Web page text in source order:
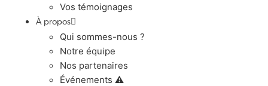
Vos témoignages
À propos
Qui sommes-nous ?
Notre équipe
Nos partenaires
Événements ⚠️